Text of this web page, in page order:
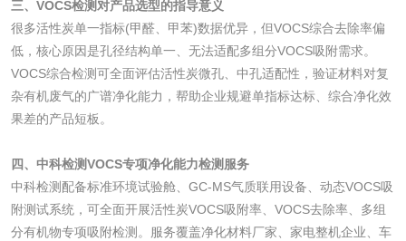
三、VOCS检测对产品选型的指导意义
很多活性炭单一指标(甲醛、甲苯)数据优异，但VOCS综合去除率偏
低，核心原因是孔径结构单一、无法适配多组分VOCS吸附需求。
VOCS综合检测可全面评估活性炭微孔、中孔适配性，验证材料对复
杂有机废气的广谱净化能力，帮助企业规避单指标达标、综合净化效
果差的产品短板。
四、中科检测VOCS专项净化能力检测服务
中科检测配备标准环境试验舱、GC-MS气质联用设备、动态VOCS吸
附测试系统，可全面开展活性炭VOCS吸附率、VOCS去除率、多组
分有机物专项吸附检测。服务覆盖净化材料厂家、家电整机企业、车
测
电厂水处理活性炭
检测
木质活性炭检测
木质净水用活性炭